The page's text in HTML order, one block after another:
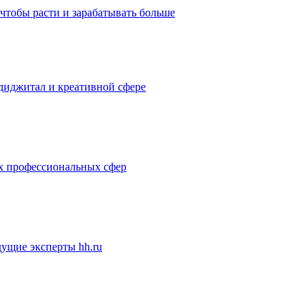
расти и зарабатывать больше
и креативной сфере
профессиональных сфер
эксперты hh.ru